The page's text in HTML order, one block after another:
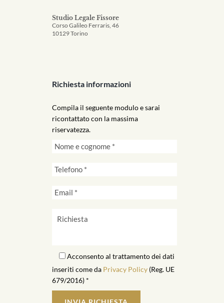
Studio Legale Fissore
Corso Galileo Ferraris, 46
10129 Torino
Richiesta informazioni
Compila il seguente modulo e sarai
ricontattato con la massima
riservatezza.
Acconsento al trattamento dei dati
inseriti come da Privacy Policy (Reg. UE
679/2016) *